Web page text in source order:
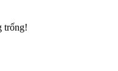
trống!